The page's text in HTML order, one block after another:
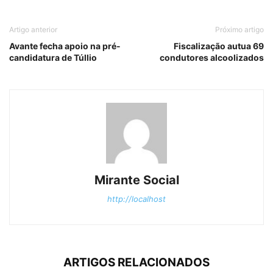
Artigo anterior
Avante fecha apoio na pré-
candidatura de Túllio
Próximo artigo
Fiscalização autua 69
condutores alcoolizados
Mirante Social
http://localhost
ARTIGOS RELACIONADOS